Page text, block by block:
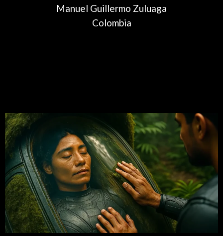
Manuel Guillermo Zuluaga
Colombia